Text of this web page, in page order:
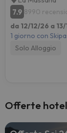
7.9 8990
da 12/12/26 a
1 giorno con
Solo Alloggio
Offerte hotel